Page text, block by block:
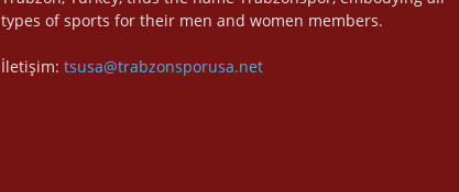
types of sports for their men and women members.
İletişim: tsusa@trabzonsporusa.net